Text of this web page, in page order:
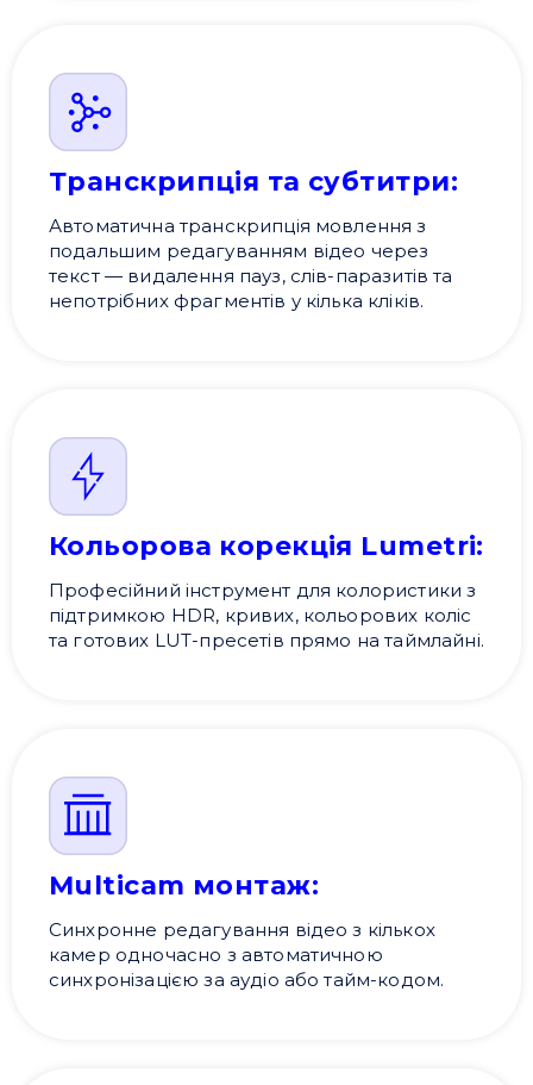
Транскрипція та субтитри:
Автоматична транскрипція мовлення з
подальшим редагуванням відео через
текст — видалення пауз, слів-паразитів та
непотрібних фрагментів у кілька кліків.
Кольорова корекція Lumetri:
Професійний інструмент для колористики з
підтримкою HDR, кривих, кольорових коліс
та готових LUT-пресетів прямо на таймлайні.
Multicam монтаж:
Синхронне редагування відео з кількох
камер одночасно з автоматичною
синхронізацією за аудіо або тайм-кодом.